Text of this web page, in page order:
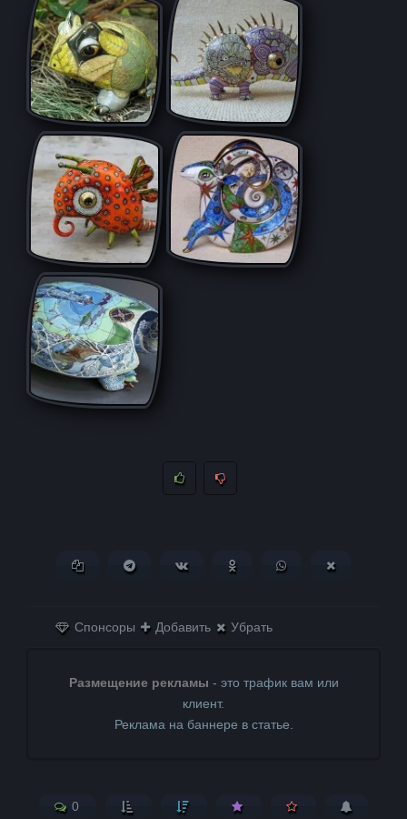
Копировать ссылкуПоделиться в Telegram
Поделиться ВКонтактеПоделиться в
Поделиться в
Спонсоры Добавить Убрать
Размещение рекламы - это трафик вам или
клиент.
Реклама на баннере в статье.
0